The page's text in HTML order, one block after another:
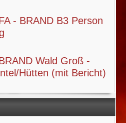
- BRAND B3 Person
Wald Groß -
Hütten (mit Bericht)